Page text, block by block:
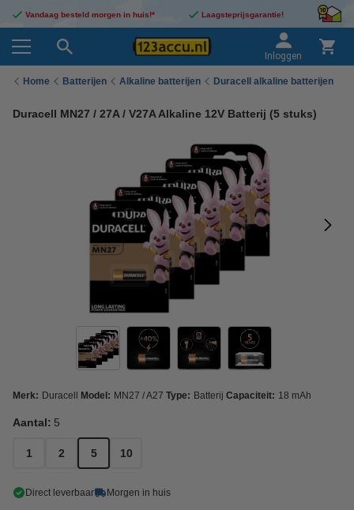
Vandaag besteld morgen in huis!* Laagsteprijsgarantie!
Inloggen
Home Batterijen Alkaline batterijen Duracell alkaline batterijen
Duracell MN27 / 27A / V27A Alkaline 12V Batterij (5 stuks)
Merk: Duracell Model: MN27 / A27 Type: Batterij Capaciteit: 18 mAh
Aantal: 5
1 2 5 10
Direct leverbaar Morgen in huis